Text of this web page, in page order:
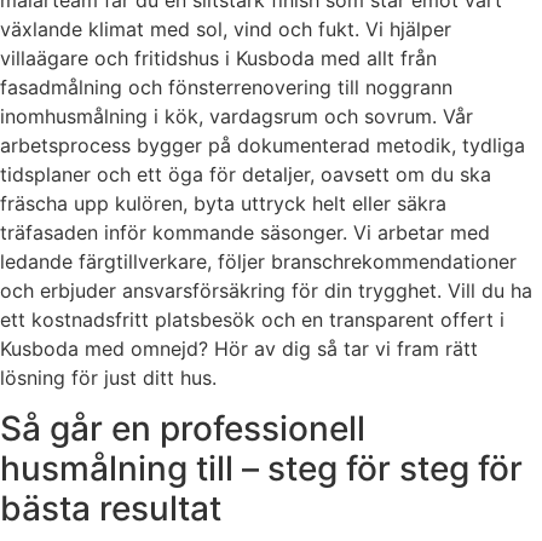
växlande klimat med sol, vind och fukt. Vi hjälper
villaägare och fritidshus i Kusboda med allt från
fasadmålning och fönsterrenovering till noggrann
inomhusmålning i kök, vardagsrum och sovrum. Vår
arbetsprocess bygger på dokumenterad metodik, tydliga
tidsplaner och ett öga för detaljer, oavsett om du ska
fräscha upp kulören, byta uttryck helt eller säkra
träfasaden inför kommande säsonger. Vi arbetar med
ledande färgtillverkare, följer branschrekommendationer
och erbjuder ansvarsförsäkring för din trygghet. Vill du ha
ett kostnadsfritt platsbesök och en transparent offert i
Kusboda med omnejd? Hör av dig så tar vi fram rätt
lösning för just ditt hus.
Så går en professionell
husmålning till – steg för steg för
bästa resultat